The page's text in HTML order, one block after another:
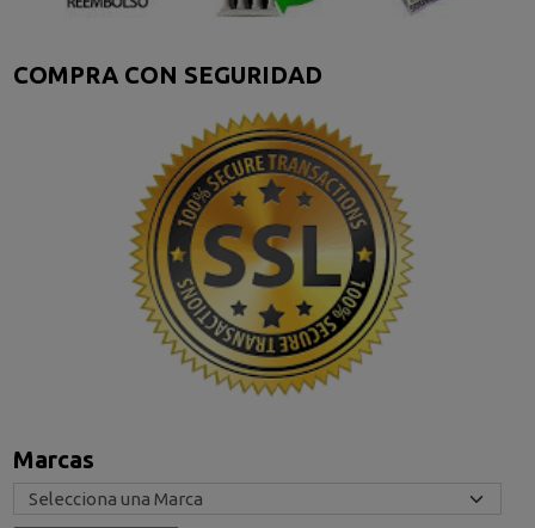
COMPRA CON SEGURIDAD
Marcas